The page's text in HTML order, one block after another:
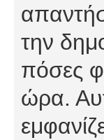
την
πόσες
ώρα.